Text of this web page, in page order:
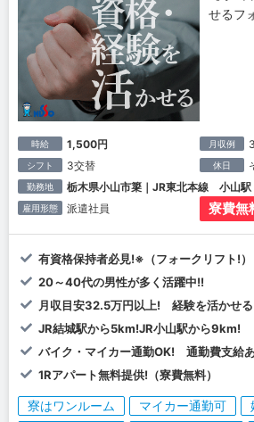
せるフ
時給 1,500円 月収例
シフト 3交替 休日
勤務地 栃木県小山市簗｜JR東北本線 小山駅
雇用形態 派遣社員 寮費無
有資格保持者必見!※（フォークリフト!）
20～40代の男性が多く活躍中!!
月収目安32.5万円以上! 経験を活かせる
JR結城駅から5km!JR小山駅から9km!
バイク・マイカー通勤OK! 通勤費支給
1Rアパート無料提供!（寮費無料）
寮はワンルーム マイカー通勤可